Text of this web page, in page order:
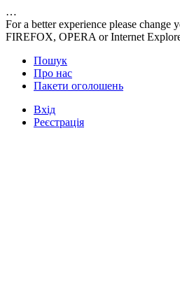
…
For a better experience please
FIREFOX, OPERA or Internet
Пошук
Про нас
Пакети оголошень
Вхід
Реєстрація